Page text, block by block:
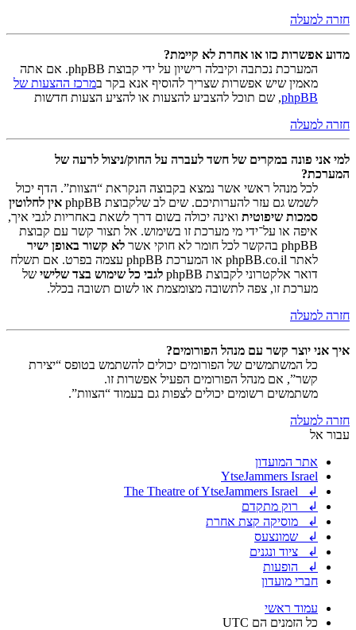
חזרה למעלה
מדוע אפשרות כזו או אחרת לא קיימת?
המערכת נכתבה וקיבלה רישיון על ידי קבוצת phpBB. אם אתה
מאמין שיש אפשרות שצריך להוסיף אנא בקר במרכז ההצעות של
phpBB, שם תוכל להצביע להצעות או להציע הצעות חדשות
חזרה למעלה
למי אני פונה במקרים של חשד לעברה על החוק/ניצול לרעה של
המערכת?
לכל מנהל ראשי אשר נמצא בקבוצה הנקראת “הצוות”. הדף יכול
לשמש גם עזר להערותיכם. שים לב שלקבוצת phpBB
אין לחלוטין
סמכות שיפוטית ואינה יכולה בשום דרך לשאת באחריות לגבי איך,
איפה או על־ידי מי מערכת זו בשימוש. אל תצור קשר עם קבוצת
phpBB בהקשר לכל חומר לא חוקי אשר
לא קשור באופן ישיר
לאתר phpBB.co.il או המערכת phpBB עצמה בפרט. אם תשלח
דואר אלקטרוני לקבוצת phpBB
לגבי כל שימוש בצד שלישי של
מערכת זו, צפה לתשובה מצומצמת או לשום תשובה בכלל.
חזרה למעלה
איך אני יוצר קשר עם מנהל הפורומים?
כל המשתמשים של הפורומים יכולים להשתמש בטופס “יצירת
קשר”, אם מנהל הפורומים הפעיל אפשרות זו.
משתמשים רשומים יכולים לצפות גם בעמוד “הצוות”.
חזרה למעלה
עבור אל
אתר המועדון
YtseJammers Israel
↲ The Theatre of YtseJammers Israel
↲ רוק מתקדם
↲ מוסיקה קצת אחרת
↲ שמונצעס
↲ ציוד ונגנים
↲ הופעות
חברי מועדון
עמוד ראשי
כל הזמנים הם UTC